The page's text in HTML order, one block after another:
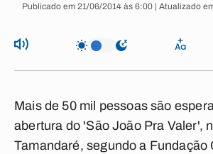
Publicado em 21/06/2014 às 6:00 | Atualizado
Mais de 50 mil pessoas são
abertura do 'São João Pra Valer',
Tamandaré, segundo a Fundação